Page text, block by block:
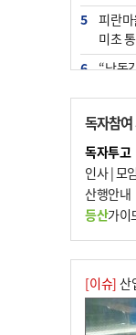
5
피란
미초
6
“낙동
7
오늘의
8
외국인
우려
9
[사설]
수도
10 르노
힌 지
독자참
독자투고
인사|모임
산행안내
등산가이
[이슈] 산